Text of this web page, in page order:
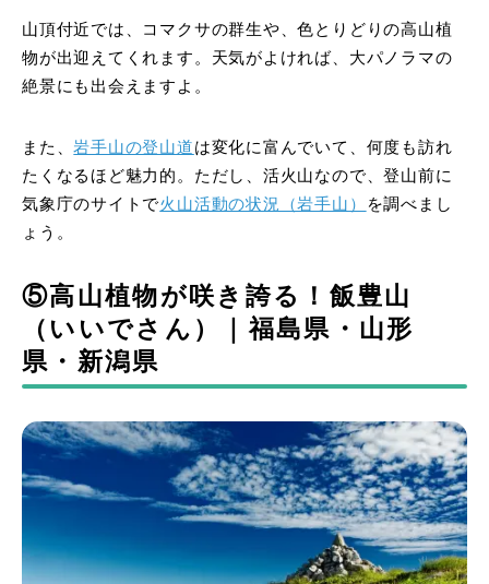
山頂付近では、コマクサの群生や、色とりどりの高山植
物が出迎えてくれます。天気がよければ、大パノラマの
絶景にも出会えますよ。
また、岩手山の登山道は変化に富んでいて、何度も訪れ
たくなるほど魅力的。ただし、活火山なので、登山前に
気象庁のサイトで火山活動の状況（岩手山）
を調べまし
ょう。
⑤高山植物が咲き誇る！飯豊山
（いいでさん）｜福島県・山形
県・新潟県